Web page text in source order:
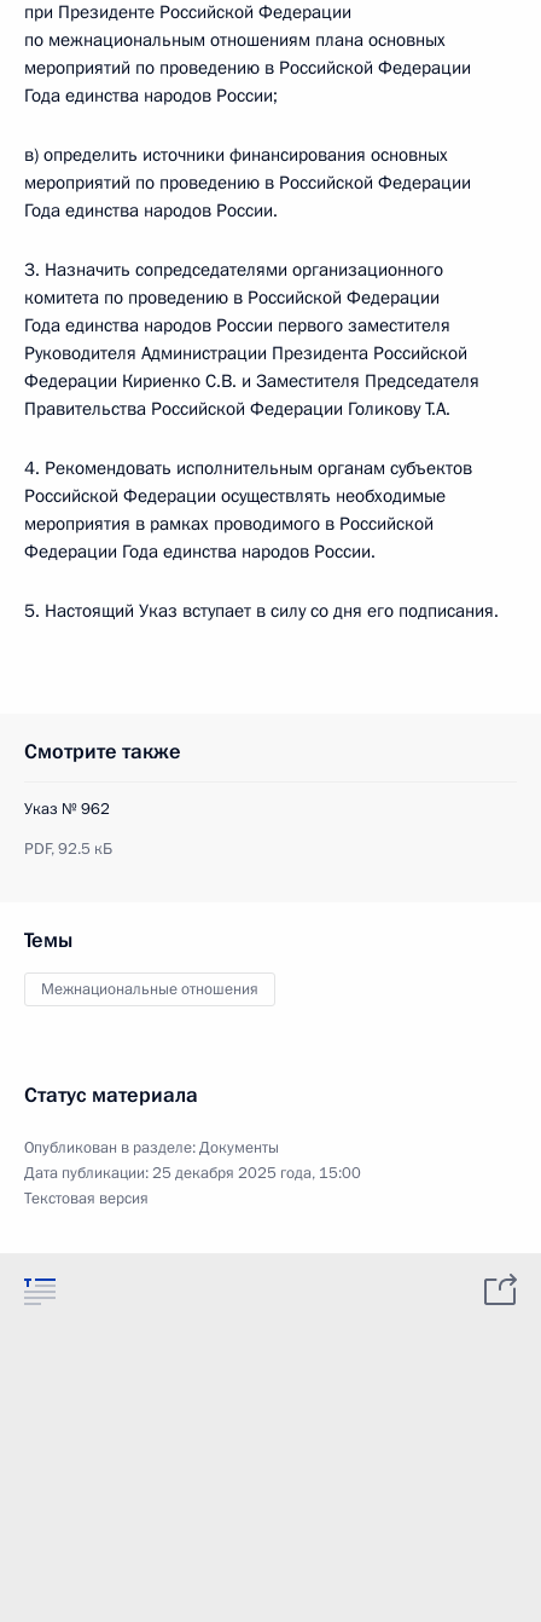
при Президенте Российской Федерации
по межнациональным отношениям плана основных
мероприятий по проведению в Российской Федерации
Года единства народов России;
в) определить источники финансирования основных
мероприятий по проведению в Российской Федерации
Года единства народов России.
3. Назначить сопредседателями организационного
комитета по проведению в Российской Федерации
Года единства народов России первого заместителя
Руководителя Администрации Президента Российской
Федерации Кириенко С.В. и Заместителя Председателя
Правительства Российской Федерации Голикову Т.А.
4. Рекомендовать исполнительным органам субъектов
Российской Федерации осуществлять необходимые
мероприятия в рамках проводимого в Российской
Федерации Года единства народов России.
5. Настоящий Указ вступает в силу со дня его подписания.
Смотрите также
Указ № 962
PDF,92.5 кБ
Темы
Межнациональные отношения
Статус материала
Опубликован в разделе:Документы
Дата публикации:25 декабря 2025 года, 15:00
Текстовая версия